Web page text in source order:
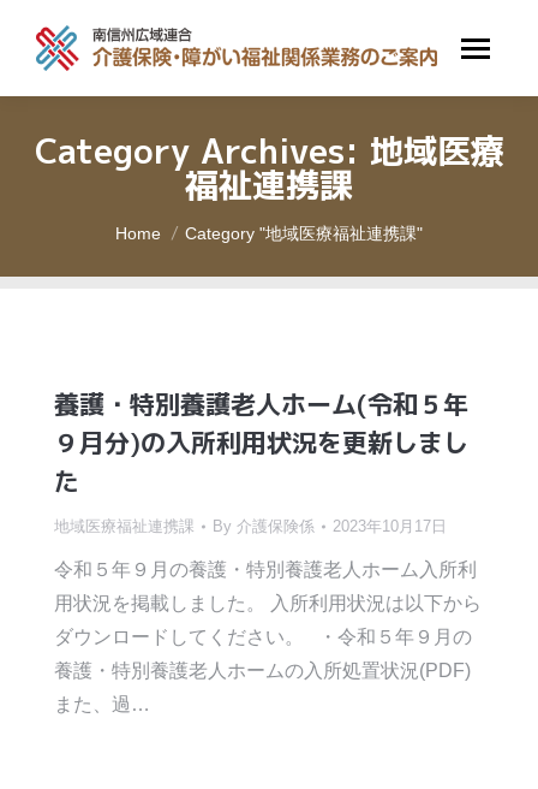
Category Archives: 地域医療
福祉連携課
Home Category "地域医療福祉連携課"
養護・特別養護老人ホーム(令和５年
９月分)の入所利用状況を更新しまし
た
地域医療福祉連携課 By 介護保険係 2023年10月17日
令和５年９月の養護・特別養護老人ホーム入所利
用状況を掲載しました。 入所利用状況は以下から
ダウンロードしてください。 ・令和５年９月の
養護・特別養護老人ホームの入所処置状況(PDF)
また、過…